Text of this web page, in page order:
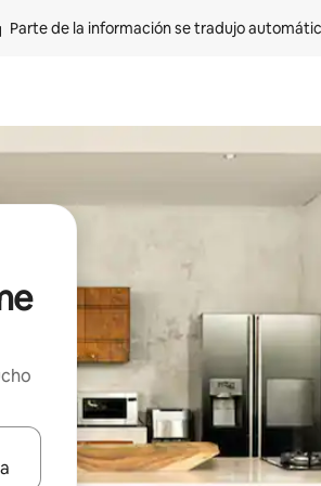
Parte de la información se tradujo
con las teclas de flecha hacia arriba y